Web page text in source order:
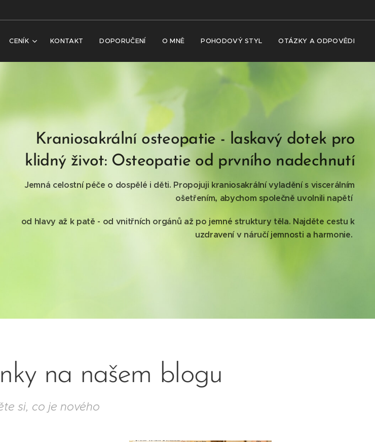
CENÍK KONTAKT DOPORUČENÍ O MNĚ POHODOVÝ STYL OTÁZKY A ODPOVĚDI
Kraniosakrální osteopatie - laskavý dotek pro
klidný život: Osteopatie od prvního nadechnutí
Jemná celostní péče o dospělé i děti. Propojuji kraniosakrální vyladění s viscerálním
ošetřením, abychom společně uvolnili napětí
od hlavy až k patě - od vnitřních orgánů až po jemné struktury těla. Najděte cestu k
uzdravení v náručí jemnosti a harmonie.
na našem blogu
si, co je nového